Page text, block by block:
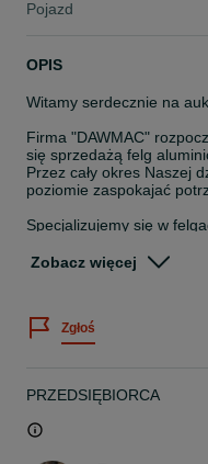
Pojazd
OPIS
Witamy serdecznie na
Firma "DAWMAC"
się sprzedażą felg
Przez cały okres Naszej
poziomie zaspokajać
Specjalizujemy się w
przedstawicielem takich
Zawsze staramy się
pomoc w doborze felg do
Zobacz więcej
Zgłoś
PRZEDSIĘBIORCA